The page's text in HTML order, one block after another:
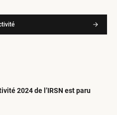
2024 de l’IRSN est paru